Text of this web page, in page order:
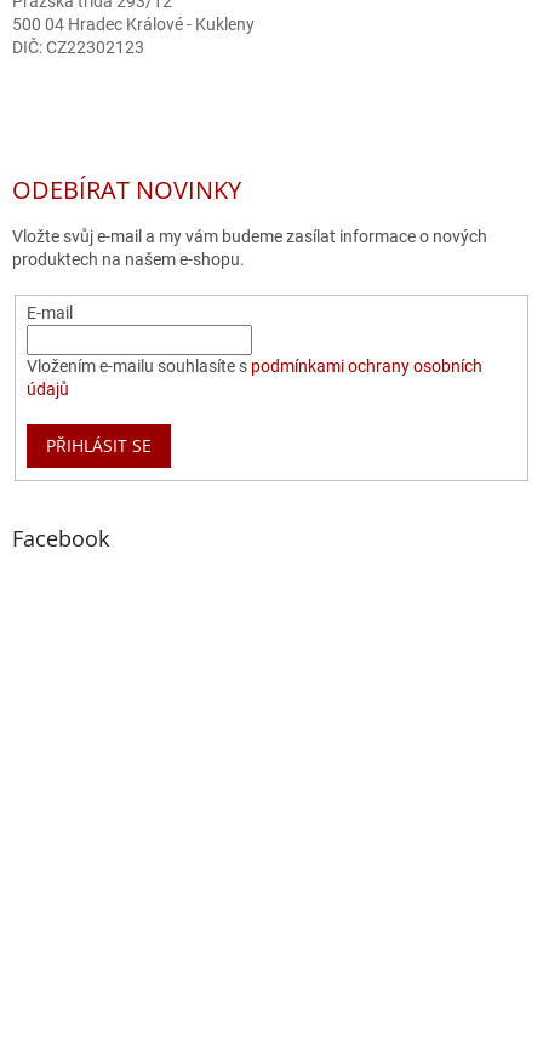
500 04 Hradec Králové - Kukleny
DIČ: CZ22302123
ODEBÍRAT NOVINKY
Vložte svůj e-mail a my vám budeme zasílat informace o nových
produktech na našem e-shopu.
E-mail
Vložením e-mailu souhlasíte s podmínkami ochrany osobních
údajů
PŘIHLÁSIT SE
Facebook